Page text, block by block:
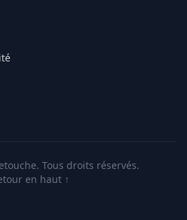
Tous droits réservés.
en haut ↑